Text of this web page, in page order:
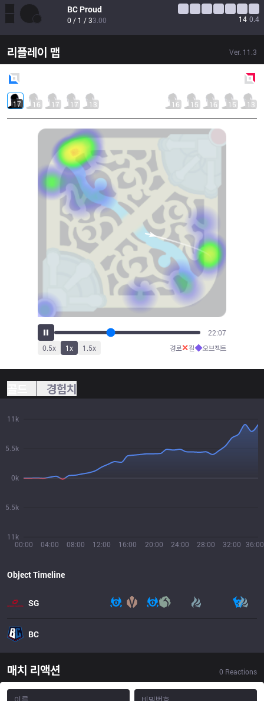
BC Proud
0 / 1 / 33.00 14 0.4
리플레이 맵 Ver. 11.3
17 16 17 17 13 16 15 16 15 13
24:05
0.5x 1x 1.5x 경로✕킬◆오브젝트
경험치
00:00 04:00 08:00 12:00 16:00 20:00 24:00 28:00 32:00 36:00
11k
5.5k
0k
5.5k
11k
Object Timeline
SG
BC
매치 리액션 0 Reactions